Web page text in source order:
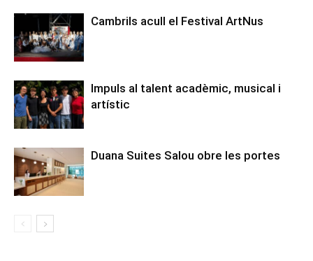
Cambrils acull el Festival ArtNus
Impuls al talent acadèmic, musical i
artístic
Duana Suites Salou obre les portes